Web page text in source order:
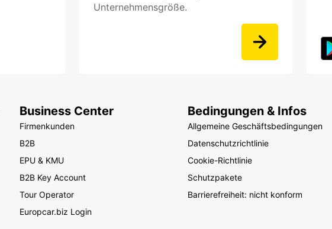
Unternehmensgröße.
Business Center
Firmenkunden
B2B
EPU & KMU
B2B Key Account
Tour Operator
Europcar.biz Login
Bedingungen & Infos
Allgemeine Geschäftsbedingungen
Datenschutzrichtlinie
Cookie-Richtlinie
Schutzpakete
Barrierefreiheit: nicht konform